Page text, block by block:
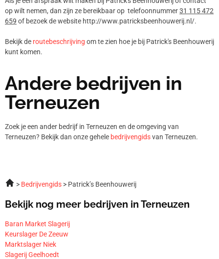
op wilt nemen, dan zijn ze bereikbaar op telefoonnummer31 115 472
659 of bezoek de website http://www.patricksbeenhouwerij.nl/.
Bekijk de routebeschrijving om te zien hoe je bij Patrick's Beenhouwerij
kunt komen.
Andere bedrijven in
Terneuzen
Zoek je een ander bedrijf in Terneuzen en de omgeving van
Terneuzen? Bekijk dan onze gehele bedrijvengidsvan Terneuzen.
Bedrijvengids Patrick’s Beenhouwerij
Bekijk nog meer bedrijven in Terneuzen
Baran Market Slagerij
Keurslager De Zeeuw
Marktslager Niek
Slagerij Geelhoedt